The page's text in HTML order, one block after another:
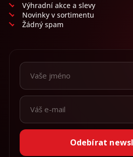
Výhradní akce a slevy
Novinky v sortimentu
Žádný spam
Odebírat